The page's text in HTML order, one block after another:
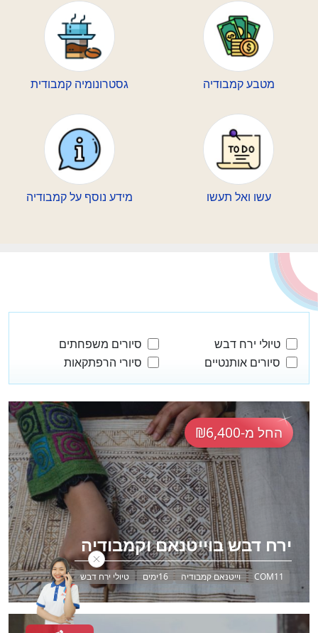
מטבע קמבודיה גסטרונומיה קמבודית
עשו ואל תעשו מידע נוסף על קמבודיה
טיולי ירח דבש
סיורים משפחתים
סיורים אותנטיים
סיורי הרפתקאות
החל מ-₪6,400
ירח דבש בוייטנאם וקמבודיה
COM11 וייטנאם קמבודיה 16ימים טיולי ירח דבש